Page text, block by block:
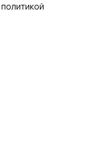
политикой